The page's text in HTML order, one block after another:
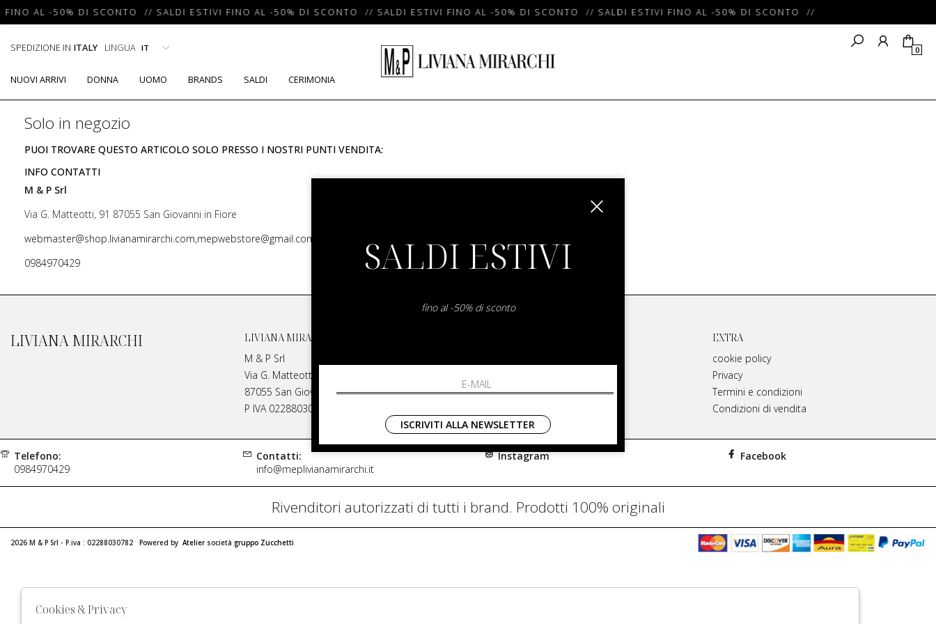
FINO AL -50% DI SCONTO // SALDI ESTIVI FINO AL -50% DI SCONTO // SALDI ESTIVI FINO AL -50% DI SCONTO // SALDI ESTIVI FINO AL -50% DI SCONTO //
SPEDIZIONE IN ITALY LINGUA 0
NUOVI ARRIVI DONNA UOMO BRANDS SALDI CERIMONIA
Solo in negozio
PUOI TROVARE QUESTO ARTICOLO SOLO PRESSO I NOSTRI PUNTI VENDITA:
INFO CONTATTI
M & P Srl
Via G. Matteotti, 91 87055 San Giovanni in Fiore
webmaster@shop.livianamirarchi.com,mepwebstore@gmail.com
0984970429
LIVIANA MIRARCHI
LIVIANA MIRARCHI
M & P Srl
Via G. Matteotti, 91
87055 San Giovanni in Fiore Italia
P IVA 02288030782
Contatti
Spedizione
EXTRA
cookie policy
Privacy
Termini e condizioni
Condizioni di vendita
Telefono:
0984970429
Contatti:
info@meplivianamirarchi.it
Instagram Facebook
Rivenditori autorizzati di tutti i brand. Prodotti 100% originali
2026 M & P Srl - P.iva : 02288030782 Powered by Atelier società gruppo Zucchetti
SALDI ESTIVI
fino al -50% di sconto
ISCRIVITI ALLA NEWSLETTER
Cookies & Privacy